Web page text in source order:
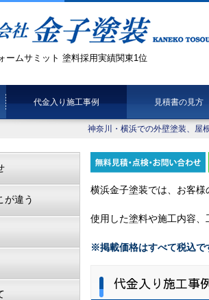
ームサミット 塗料採用実績関東1位
代金入り施工事例 見積書の見方
神奈川・横浜での外壁塗装、屋
横浜金子塗装では、お客
使用した塗料や施工内容
※掲載価格はすべて税込で
代金入り施工事
が違う